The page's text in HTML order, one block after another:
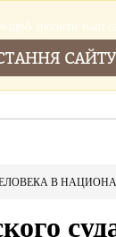
Новини
В
щоб зробити наш
САЙТУ